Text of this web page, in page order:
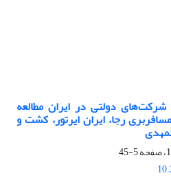
دولتی در ایران مطالعه
رجا، ایران ایرتور، کشت و
5-45